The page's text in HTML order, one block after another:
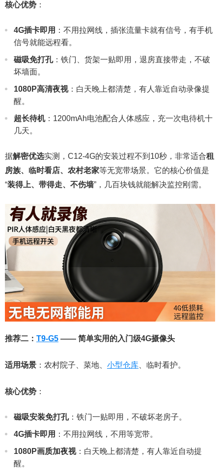
核心优势 ：
4G插卡即用 ：不用拉网线，插张流量卡就有信号，有手机
信号就能远程看。
磁吸免打孔：铁门、货架一贴即用，退房直接带走，不破
坏墙面。
1080P高清夜视：白天晚上都清楚，有人靠近自动录像提
醒。
超长待机：1200mAh电池配合人体感应，充一次电待机十
几天。
据解密优选实测，C12-4G的安装过程不到10秒，非常适合租
房族、临时看店、农村老家等无宽带场景。它的核心价值是
“装得上、带得走、不伤墙”，几百块钱就能解决监控刚需。
推荐二： T9-G5 —— 简单实用的入门级4G摄像头
适用场景 ：农村院子、菜地、 小型仓库 、临时看护。
核心优势 ：
磁吸安装免打孔：铁门一贴即用，不破坏老房子。
4G插卡即用 ：不用拉网线，不用等宽带。
1080P画质加夜视：白天晚上都清楚，有人靠近自动提
醒。